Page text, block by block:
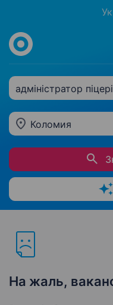
адміністратор
Коломия
На жаль,